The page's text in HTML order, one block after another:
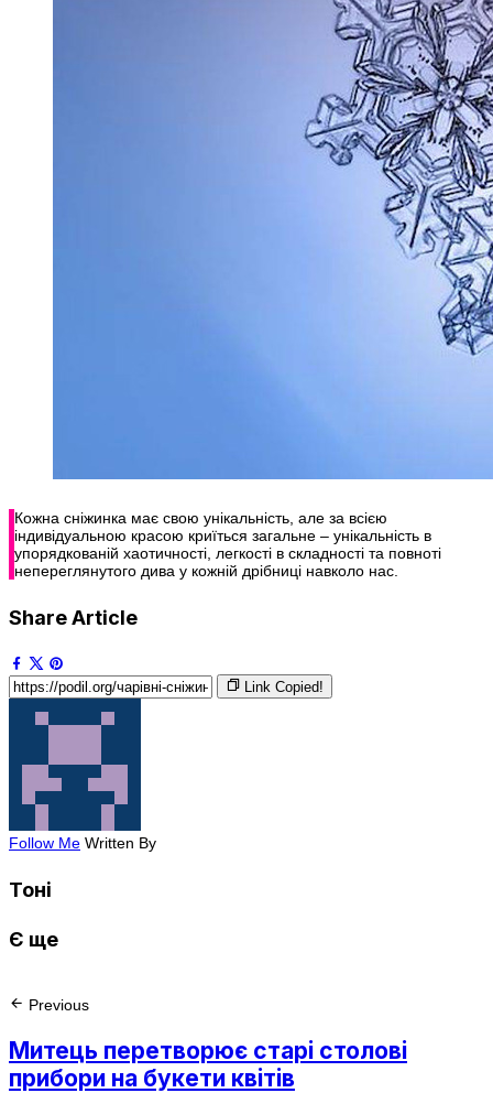
Кожна сніжинка має свою унікальність, але за всією
індивідуальною красою криїться загальне – унікальність в
упорядкованій хаотичності, легкості в складності та повноті
непереглянутого дива у кожній дрібниці навколо нас.
Share Article
Link Copied!
Follow Me Written By
Тоні
Є ще
Previous
Митець перетворює старі столові
прибори на букети квітів